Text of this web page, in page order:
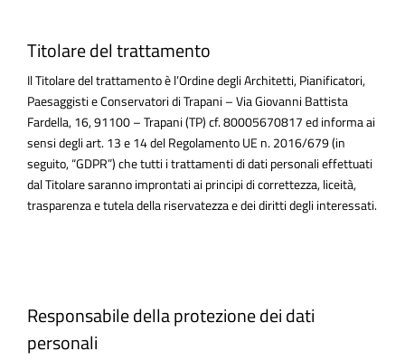
Titolare del trattamento
Il Titolare del trattamento è l’Ordine degli Architetti, Pianificatori,
Paesaggisti e Conservatori di Trapani – Via Giovanni Battista
Fardella, 16, 91100 – Trapani (TP) cf. 80005670817 ed informa ai
sensi degli art. 13 e 14 del Regolamento UE n. 2016/679 (in
seguito, “GDPR”) che tutti i trattamenti di dati personali effettuati
dal Titolare saranno improntati ai principi di correttezza, liceità,
trasparenza e tutela della riservatezza e dei diritti degli interessati.
Responsabile della protezione dei dati
personali